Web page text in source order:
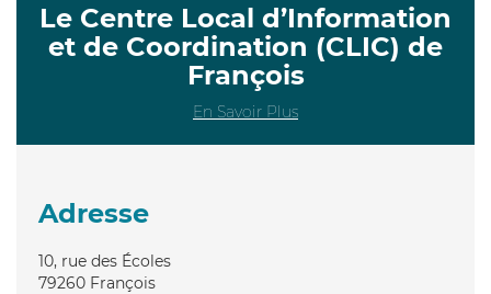
Le Centre Local d’Information
et de Coordination (CLIC) de
François
En Savoir Plus
Adresse
10, rue des Écoles
79260 François